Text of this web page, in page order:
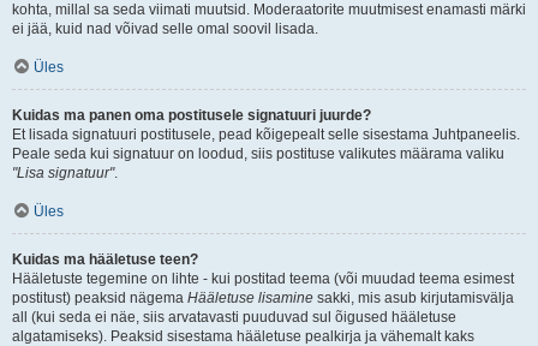
kohta, millal sa seda viimati muutsid. Moderaatorite muutmisest enamasti märki
ei jää, kuid nad võivad selle omal soovil lisada.
Üles
Kuidas ma panen oma postitusele signatuuri juurde?
Et lisada signatuuri postitusele, pead kõigepealt selle sisestama Juhtpaneelis.
Peale seda kui signatuur on loodud, siis postituse valikutes määrama valiku
"Lisa signatuur".
Üles
Kuidas ma hääletuse teen?
Hääletuste tegemine on lihte - kui postitad teema (või muudad teema esimest
postitust) peaksid nägema Hääletuse lisamine sakki, mis asub kirjutamisvälja
all (kui seda ei näe, siis arvatavasti puuduvad sul õigused hääletuse
algatamiseks). Peaksid sisestama hääletuse pealkirja ja vähemalt kaks